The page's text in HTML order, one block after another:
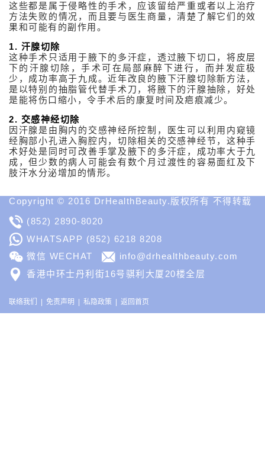
这些都是属于侵略性的手术，应该留给严重或者以上治疗
方法失败的情况，而且要与医生商量，清楚了解它们的效
果和可能有的副作用。
1. 汗腺切除
这种手术只适用于腋下的多汗症，透过腋下切口，将皮层
下的汗腺切除，手术可在局部麻醉下进行，而并发症极
少，成功率高于九成。近年改良的腋下汗腺切除新方法，
是以特别的抽脂管代替手术刀，将腋下的汗腺抽除，好处
是能将伤口缩小，令手术后的康复时间及疤痕减少。
2. 交感神经切除
因汗腺是由胸内的交感神经所控制，医生可以利用内窥镜
经胸部小孔进入胸腔内，切除相关的交感神经节，这种手
术好处是同时可改善手掌及腋下的多汗症，成功率大于九
成，但少数的病人可能会有数个月过渡性的容易面红及下
肢汗水分泌增加的情形。
Copyright © 2016 DrHealthBeauty.版权所有 不得转载
(852) 2890-8020
WHATSAPP (852) 6218 8208
微信 WECHAT
info@drhealthbeauty.com
香港中环士丹利街16号骐利大厦20楼全层
联络我们 免责声明 私隐政策 返回首页